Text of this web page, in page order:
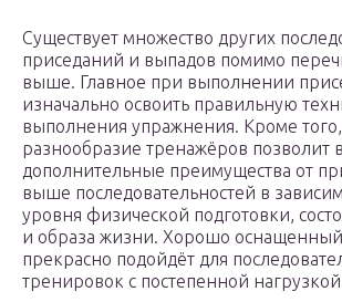
Существует множество других
приседаний и выпадов помимо
выше. Главное при выполнении
изначально освоить правильную
выполнения упражнения. Кроме
разнообразие тренажёров позволит
дополнительные преимущества от
выше последовательностей в
уровня физической подготовки,
и образа жизни. Хорошо
прекрасно подойдёт для
тренировок с постепенной